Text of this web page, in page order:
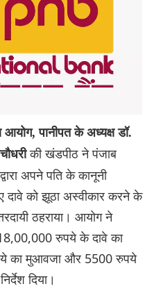
आयोग, पानीपत के अध्यक्ष डॉ.
की खंडपीठ ने पंजाब
अपने पति के कानूनी
दावे को झूठा अस्वीकार करने के
ठहराया। आयोग ने
18,00,000 रुपये के दावे का
का मुआवजा और 5500 रुपये
दिया।